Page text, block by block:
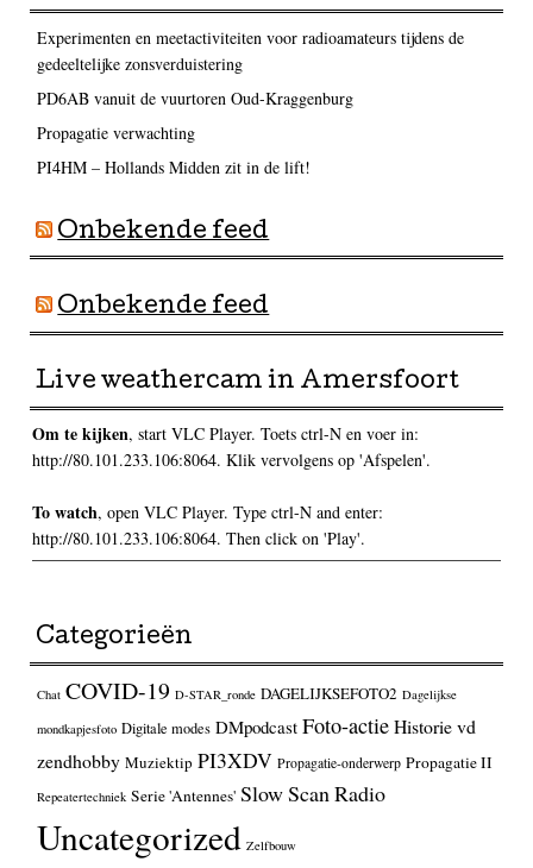
Experimenten en meetactiviteiten voor radioamateurs tijdens de
gedeeltelijke zonsverduistering
PD6AB vanuit de vuurtoren Oud-Kraggenburg
Propagatie verwachting
PI4HM – Hollands Midden zit in de lift!
Onbekende feed
Onbekende feed
Live weathercam in Amersfoort
Om te kijken, start VLC Player. Toets ctrl-N en voer in:
http://80.101.233.106:8064. Klik vervolgens op 'Afspelen'.
To watch, open VLC Player. Type ctrl-N and enter:
http://80.101.233.106:8064. Then click on 'Play'.
Categorieën
Chat COVID-19 D-STAR_ronde DAGELIJKSEFOTO2 Dagelijkse
mondkapjesfoto Digitale modes DMpodcast Foto-actieHistorie vd
zendhobby Muziektip PI3XDV Propagatie-onderwerp Propagatie II
Repeatertechniek Serie 'Antennes' Slow Scan Radio
Uncategorized Zelfbouw